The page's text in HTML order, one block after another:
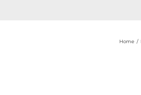
Home /